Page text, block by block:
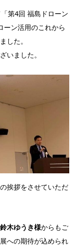
第4回 福島ドローン
ーン活用のこれから
した。
いました。
挨拶をさせていただ
鈴木ゆうき様からもご
への期待が込められ